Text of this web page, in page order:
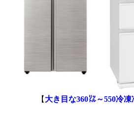
【 大き目な360㍑～550冷凍